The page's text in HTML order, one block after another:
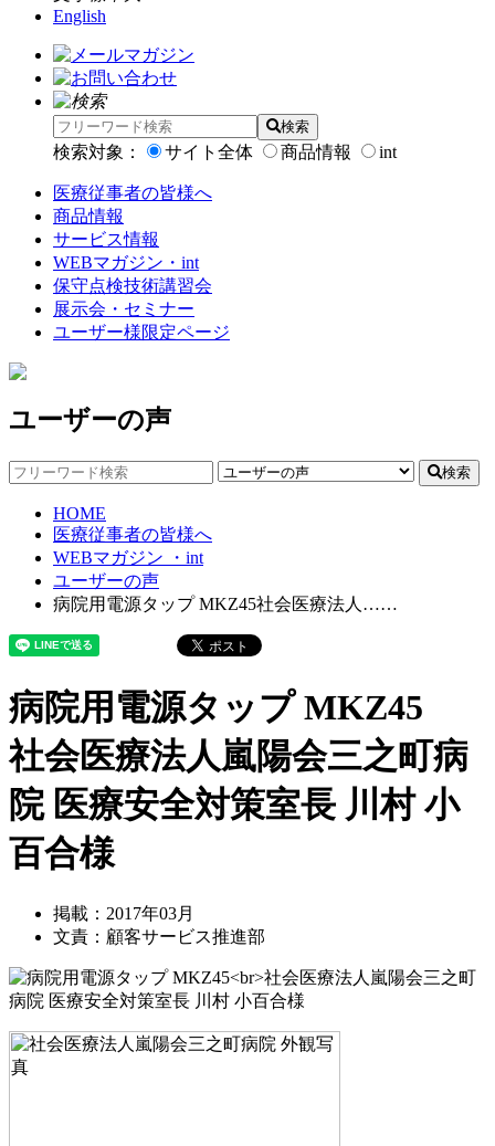
English
検索
検索対象： サイト全体 商品情報 int
医療従事者の皆様へ
商品情報
サービス情報
WEBマガジン・int
保守点検技術講習会
展示会・セミナー
ユーザー様限定ページ
ユーザーの声
検索
HOME
医療従事者の皆様へ
WEBマガジン ・int
ユーザーの声
病院用電源タップ MKZ45社会医療法人……
病院用電源タップ MKZ45
社会医療法人嵐陽会三之町病
院 医療安全対策室長 川村 小
百合様
掲載：2017年03月
文責：顧客サービス推進部